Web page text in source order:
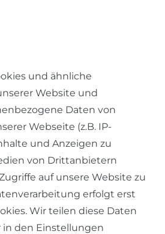
und ähnliche
Website und
Daten von
Webseite (z.B. IP-
und Anzeigen zu
von Drittanbietern
auf unsere Website zu
erfolgt erst
Wir teilen diese Daten
den Einstellungen